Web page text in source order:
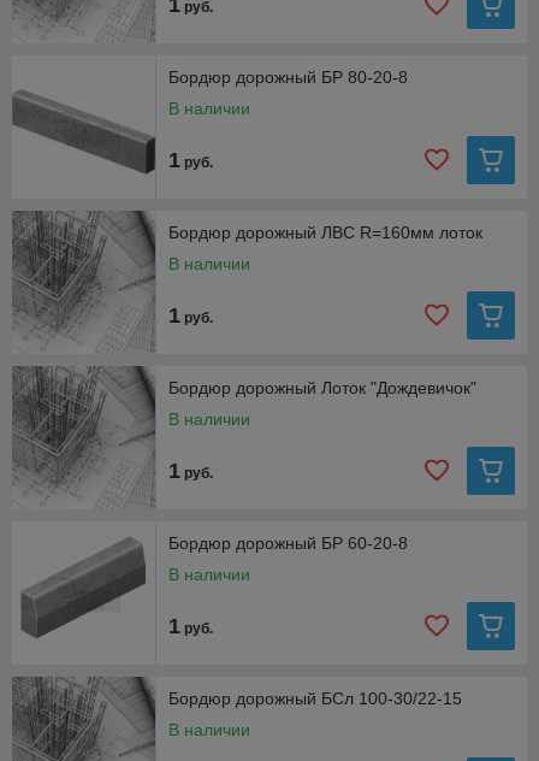
руб.
Бордюр дорожный БР 80-20-8
В наличии
1 руб.
Бордюр дорожный ЛВС R=160мм лоток
В наличии
1 руб.
Бордюр дорожный Лоток "Дождевичок"
В наличии
1 руб.
Бордюр дорожный БР 60-20-8
В наличии
1 руб.
Бордюр дорожный БСл 100-30/22-15
В наличии